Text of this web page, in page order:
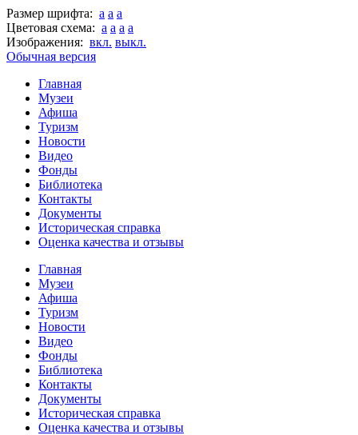
Размер шрифта: a a a
Цветовая схема: a a a a
Изображения: вкл. выкл.
Обычная версия
Главная
Музеи
Афиша
Туризм
Новости
Видео
Фонды
Библиотека
Контакты
Документы
Историческая справка
Оценка качества и отзывы
Главная
Музеи
Афиша
Туризм
Новости
Видео
Фонды
Библиотека
Контакты
Документы
Историческая справка
Оценка качества и отзывы